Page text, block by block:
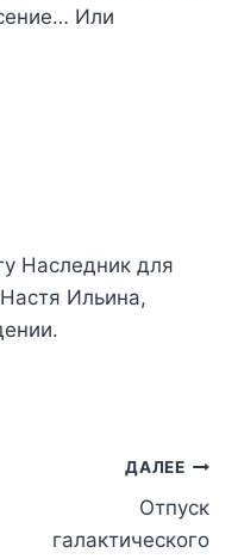
Или
Наследник для
Настя Ильина,
ДАЛЕЕ
Отпуск
галактического